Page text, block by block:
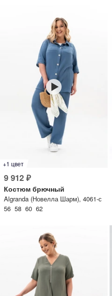
+1 цвет
9 912 ₽
Костюм брючный
Algranda (Новелла Шарм), 4061-с
56 58 60 62